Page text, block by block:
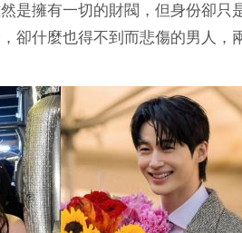
是擁有一切的財閥，但身份卻只
卻什麼也得不到而悲傷的男人，